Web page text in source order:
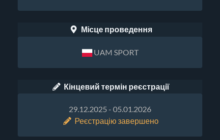
Місце проведення
UAM SPORT
Кінцевий термін реєстрації
29.12.2025 - 05.01.2026
Реєстрацію завершено